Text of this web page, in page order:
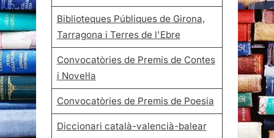
Biblioteques Públiques de Girona,
Tarragona i Terres de l'Ebre
Convocatòries de Premis de Contes
i Novel·la
Convocatòries de Premis de Poesia
Diccionari català-valencià-balear